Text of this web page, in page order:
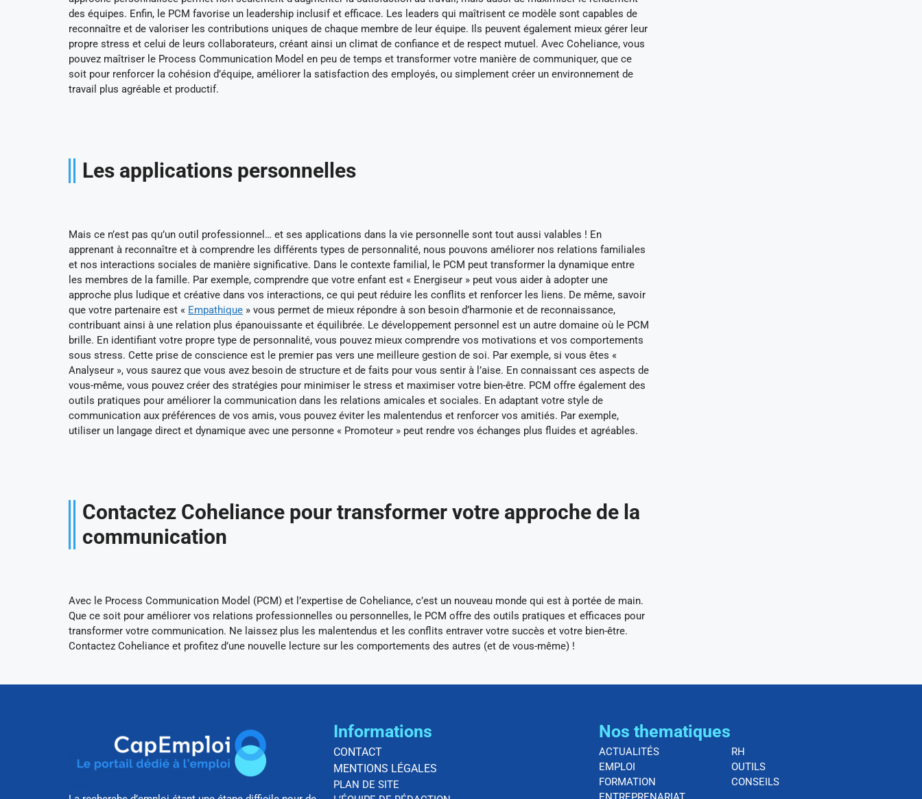
des équipes. Enfin, le PCM favorise un leadership inclusif et efficace. Les leaders qui maîtrisent ce modèle sont capables de
reconnaître et de valoriser les contributions uniques de chaque membre de leur équipe. Ils peuvent également mieux gérer leur
propre stress et celui de leurs collaborateurs, créant ainsi un climat de confiance et de respect mutuel. Avec Coheliance, vous
pouvez maîtriser le Process Communication Model en peu de temps et transformer votre manière de communiquer, que ce
soit pour renforcer la cohésion d’équipe, améliorer la satisfaction des employés, ou simplement créer un environnement de
travail plus agréable et productif.
Les applications personnelles
Mais ce n’est pas qu’un outil professionnel… et ses applications dans la vie personnelle sont tout aussi valables ! En
apprenant à reconnaître et à comprendre les différents types de personnalité, nous pouvons améliorer nos relations familiales
et nos interactions sociales de manière significative. Dans le contexte familial, le PCM peut transformer la dynamique entre
les membres de la famille. Par exemple, comprendre que votre enfant est « Energiseur » peut vous aider à adopter une
approche plus ludique et créative dans vos interactions, ce qui peut réduire les conflits et renforcer les liens. De même, savoir
que votre partenaire est « Empathique » vous permet de mieux répondre à son besoin d’harmonie et de reconnaissance,
contribuant ainsi à une relation plus épanouissante et équilibrée. Le développement personnel est un autre domaine où le PCM
brille. En identifiant votre propre type de personnalité, vous pouvez mieux comprendre vos motivations et vos comportements
sous stress. Cette prise de conscience est le premier pas vers une meilleure gestion de soi. Par exemple, si vous êtes «
Analyseur », vous saurez que vous avez besoin de structure et de faits pour vous sentir à l’aise. En connaissant ces aspects de
vous-même, vous pouvez créer des stratégies pour minimiser le stress et maximiser votre bien-être. PCM offre également des
outils pratiques pour améliorer la communication dans les relations amicales et sociales. En adaptant votre style de
communication aux préférences de vos amis, vous pouvez éviter les malentendus et renforcer vos amitiés. Par exemple,
utiliser un langage direct et dynamique avec une personne « Promoteur » peut rendre vos échanges plus fluides et agréables.
Contactez Coheliance pour transformer votre approche de la
communication
Avec le Process Communication Model (PCM) et l’expertise de Coheliance, c’est un nouveau monde qui est à portée de main.
Que ce soit pour améliorer vos relations professionnelles ou personnelles, le PCM offre des outils pratiques et efficaces pour
transformer votre communication. Ne laissez plus les malentendus et les conflits entraver votre succès et votre bien-être.
Contactez Coheliance et profitez d’une nouvelle lecture sur les comportements des autres (et de vous-même) !
Informations
CONTACT
MENTIONS LÉGALES
PLAN DE SITE
Nos thematiques
ACTUALITÉS
EMPLOI
FORMATION
RH
OUTILS
CONSEILS